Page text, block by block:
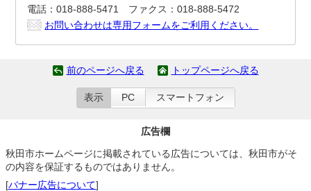
電話：018-888-5471 ファクス：018-888-5472
お問い合わせは専用フォームをご利用ください。
前のページへ戻る トップページへ戻る
表示 PC スマートフォン
広告欄
秋田市ホームページに掲載されている広告については、秋田市がそ
の内容を保証するものではありません。
[バナー広告について]